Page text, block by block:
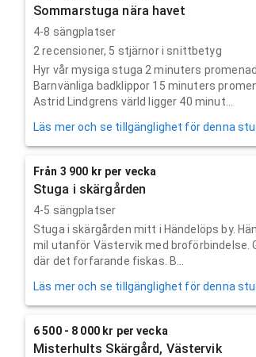
Sommarstuga nära havet
4-8 sängplatser
2 recensioner, 5 stjärnor i snittbetyg
Hyr vår mysiga stuga 2 minuters
Barnvänliga badklippor 15 minuters
Astrid Lindgrens värld ligger 40 minut...
Läs mer och se tillgänglighet för denna
Från 3 900 kr per vecka
Stuga i skärgården
4-5 sängplatser
Stuga i skärgården mitt i Händelöps by.
mil utanför Västervik med broförbindelse.
där det forfarande fiskas. B...
Läs mer och se tillgänglighet för denna
6 500 - 8 000 kr per vecka
Misterhults Skärgård, Västervik